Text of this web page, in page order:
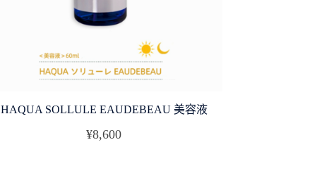
HAQUA SOLLULE EAUDEBEAU 美容液
¥8,600